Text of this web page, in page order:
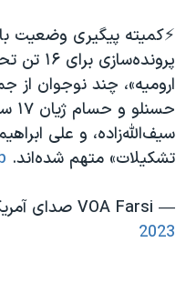
⚡️کمیته پیگیری وضعیت
تشکیلات» متهم شده‌اند.
— VOA Farsi صدای آمریکا (@VOAfarsi)
2023